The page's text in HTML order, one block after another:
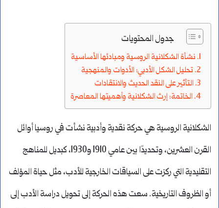
جدول المحتويات
نشأة الشكلانية الروسية ومبادئها الأساسية
تحليل الشكل الأدبي: الأدوات والمنهجية
التأثير على النقد الحديث والانتقادات
الخاتمة: إرث الشكلانية وأهميتها المعاصرة
الشكلانية الروسية هي حركة نقدية وأدبية نشأت في روسيا أوائل
القرن العشرين، وتحديدًا بين عامي 1910 و1930، كبديل للمناهج
التقليدية التي ركزت على السياقات الخارجية للأدب، مثل حياة المؤلف
أو الظروف التاريخية. سعت هذه الحركة إلى تحويل دراسة الأدب إلى